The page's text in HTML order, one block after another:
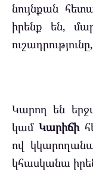
նույնքան
իրենք են,
Կարող են
կամ Կարիճի
ով
կհասկանա